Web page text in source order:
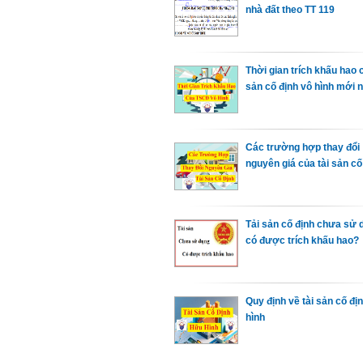
nhà đất theo TT 119
Thời gian trích khấu hao
sản cố định vô hình mới
Các trường hợp thay đổi
nguyên giá của tài sản
Tải sản cố định chưa sử
có được trích khấu hao?
Quy định về tài sản cố
hình